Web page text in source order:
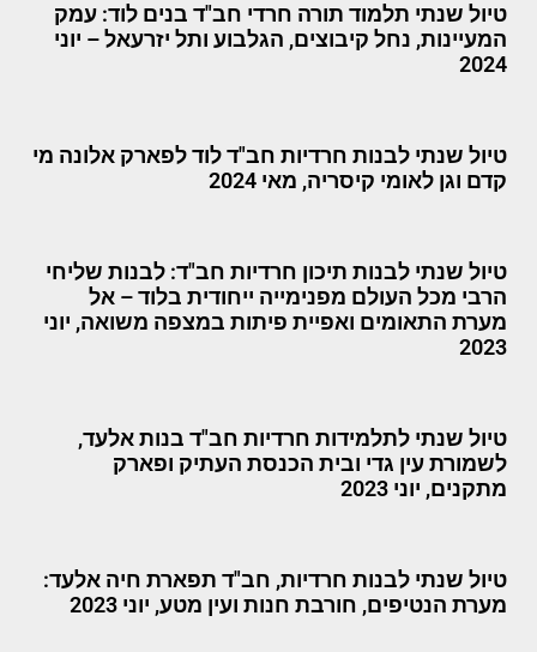
טיול שנתי תלמוד תורה חרדי חב"ד בנים לוד: עמק
המעיינות, נחל קיבוצים, הגלבוע ותל יזרעאל – יוני
2024
טיול שנתי לבנות חרדיות חב"ד לוד לפארק אלונה מי
קדם וגן לאומי קיסריה, מאי 2024
טיול שנתי לבנות תיכון חרדיות חב"ד: לבנות שליחי
הרבי מכל העולם מפנימייה ייחודית בלוד – אל
מערת התאומים ואפיית פיתות במצפה משואה, יוני
2023
טיול שנתי לתלמידות חרדיות חב"ד בנות אלעד,
לשמורת עין גדי ובית הכנסת העתיק ופארק
מתקנים, יוני 2023
טיול שנתי לבנות חרדיות, חב"ד תפארת חיה אלעד:
מערת הנטיפים, חורבת חנות ועין מטע, יוני 2023